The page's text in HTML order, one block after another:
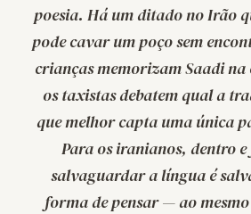
poesia. Há um ditado no Irão
pode cavar um poço sem
crianças memorizam Saadi
os taxistas debatem qual a
que melhor capta uma única
Para os iranianos, dentro
salvaguardar a língua é
forma de pensar — ao